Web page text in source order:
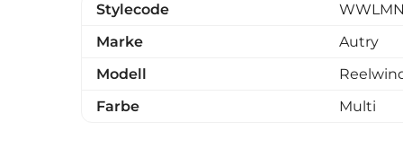
6
Stylecode
Marke
Autry
Modell
Farbe
Multi